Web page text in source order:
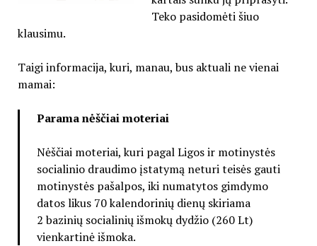
Teko pasidomėti šiuo
klausimu.
Taigi informacija, kuri, manau, bus aktuali ne vienai
mamai:
Parama nėščiai moteriai
Nėščiai moteriai, kuri pagal Ligos ir motinystės
socialinio draudimo įstatymą neturi teisės gauti
motinystės pašalpos, iki numatytos gimdymo
datos likus 70 kalendorinių dienų skiriama
2 bazinių socialinių išmokų dydžio (260 Lt)
vienkartinė išmoka.